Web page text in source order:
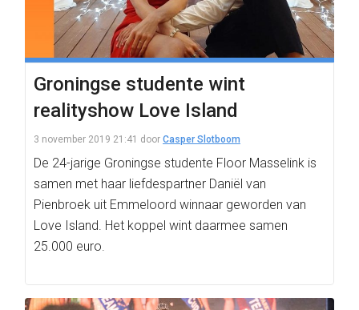
Groningse studente wint
realityshow Love Island
3 november 2019 21:41 door Casper Slotboom
De 24-jarige Groningse studente Floor Masselink is
samen met haar liefdespartner Daniël van
Pienbroek uit Emmeloord winnaar geworden van
Love Island. Het koppel wint daarmee samen
25.000 euro.